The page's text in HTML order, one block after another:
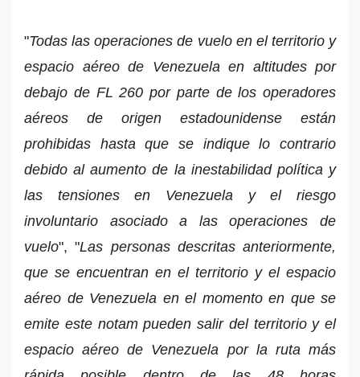
"Todas las operaciones de vuelo en el territorio y
espacio aéreo de Venezuela en altitudes por
debajo de FL 260 por parte de los operadores
aéreos de origen estadounidense están
prohibidas hasta que se indique lo contrario
debido al aumento de la inestabilidad política y
las tensiones en Venezuela y el riesgo
involuntario asociado a las operaciones de
vuelo","Las personas descritas anteriormente,
que se encuentran en el territorio y el espacio
aéreo de Venezuela en el momento en que se
emite este notam pueden salir del territorio y el
espacio aéreo de Venezuela por la ruta más